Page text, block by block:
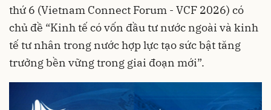
thứ 6 (Vietnam Connect Forum - VCF 2026) có
chủ đề “Kinh tế có vốn đầu tư nước ngoài và kinh
tế tư nhân trong nước hợp lực tạo sức bật tăng
trưởng bền vững trong giai đoạn mới”.